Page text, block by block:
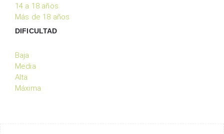
14 a 18 años
Más de 18 años
DIFICULTAD
Baja
Media
Alta
Máxima